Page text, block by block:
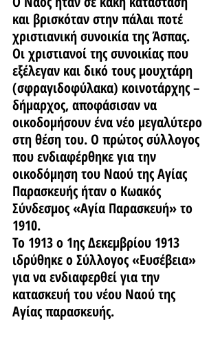
και βρισκόταν στην πάλαι ποτέ
χριστιανική συνοικία της Άσπας.
Οι χριστιανοί της συνοικίας που
εξέλεγαν και δικό τους μουχτάρη
(σφραγιδοφύλακα) κοινοτάρχης –
δήμαρχος, αποφάσισαν να
οικοδομήσουν ένα νέο μεγαλύτερο
στη θέση του. Ο πρώτος σύλλογος
που ενδιαφέρθηκε για την
οικοδόμηση του Ναού της Αγίας
Παρασκευής ήταν ο Κωακός
Σύνδεσμος «Αγία Παρασκευή» το
1910.
Το 1913 ο 1ης Δεκεμβρίου 1913
ιδρύθηκε ο Σύλλογος «Ευσέβεια»
για να ενδιαφερθεί για την
κατασκευή του νέου Ναού της
Αγίας παρασκευής.